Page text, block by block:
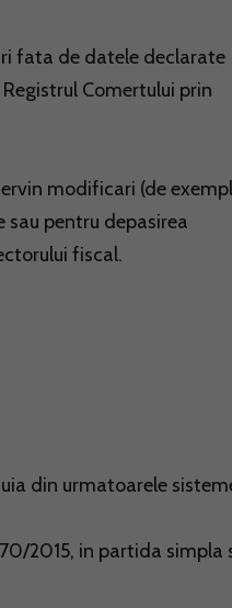
fata de datele declarate
Comertului prin
modificari (de
pentru depasirea
fiscal.
din urmatoarele
2015, in partida simpla